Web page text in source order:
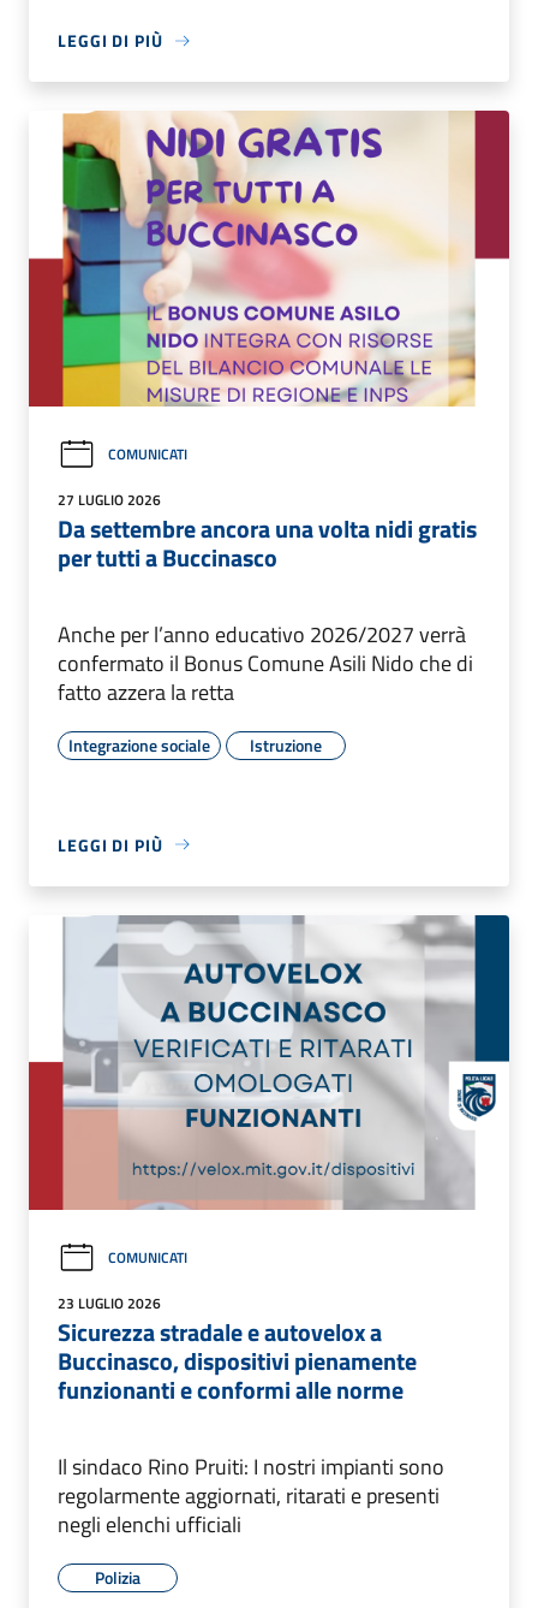
LEGGI DI PIÙ
COMUNICATI
27 LUGLIO 2026
Da settembre ancora una volta nidi gratis
per tutti a Buccinasco
Anche per l’anno educativo 2026/2027 verrà
confermato il Bonus Comune Asili Nido che di
fatto azzera la retta
Integrazione sociale Istruzione
LEGGI DI PIÙ
COMUNICATI
23 LUGLIO 2026
Sicurezza stradale e autovelox a
Buccinasco, dispositivi pienamente
funzionanti e conformi alle norme
Il sindaco Rino Pruiti: I nostri impianti sono
regolarmente aggiornati, ritarati e presenti
negli elenchi ufficiali
Polizia